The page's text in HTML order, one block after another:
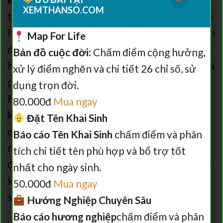
trải nghiệm những nền văn hóa khác nhau và
hiểu rõ hơn về thế giới. Hãy cố gắng đi du lịch
đến những nơi mà bạn chưa từng đến và tìm
hiểu về phong tục tập quán của người dân địa
phương.
Nói chuyện với những người có quan điểm
khác nhau:Nói chuyện với những người có
quan điểm khác nhau có thể giúp bạn mở
rộng góc nhìn và hiểu rõ hơn về những vấn
đề phức tạp. Hãy lắng nghe ý kiến của người
khác một cách tôn trọng và cố gắng hiểu tại
sao họ lại có quan điểm như vậy.
XEMTHANSO.COM
Map For Life
Bản đồ cuộc đời: Chấm điểm cộng hưởng,
xử lý điểm nghẽn và chi tiết 26 chỉ số, sử
dụng trọn đời.
80.000đ Mua ngay
Đặt Tên Khai Sinh
Báo cáo Tên Khai Sinh chấm điểm và phân
tích chi tiết tên phù hợp và bổ trợ tốt
nhất cho ngày sinh.
50.000đ Mua ngay
Hướng Nghiệp Chuyên Sâu
Báo cáo hương nghiệpchấm điểm và phân